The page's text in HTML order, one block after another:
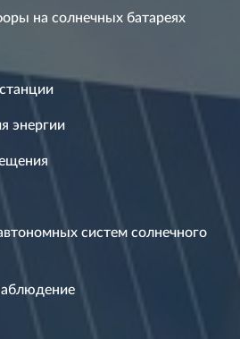
на солнечных батареях
энергии
систем солнечного